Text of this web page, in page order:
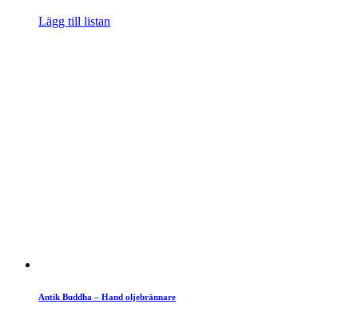
Lägg till listan
Antik Buddha – Hand oljebrännare